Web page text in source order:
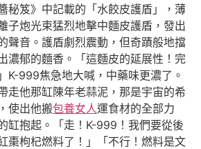
秘笈》中記載的「水餃皮護盾」，薄
子炮光束猛烈地擊中麵皮護盾，發出
聲音。護盾劇烈震動，但奇蹟般地擋
濃郁的麵香。「這麵皮的延展性！完
K-999焦急地大喊，中藥味更濃了。
走他那缸陳年老蒜泥，那是宇宙的希
使出他搬包養女人運食材的全部力
缸抱起。「走！K-999！我們要從後
棗枸杞燃料了！」「不行！燃料是文